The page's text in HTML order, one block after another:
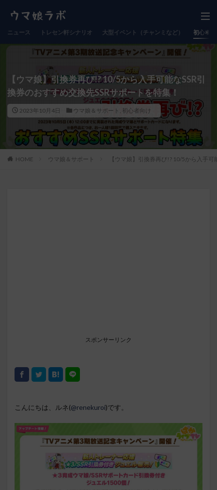
ニュース トレセン軒シナリオ 大型イベント（チャンミなど） 初心者
【ウマ娘】引換券再び!? 10/5から入手可能なSSR引
換券のおすすめ交換先SSRサポートを特集！
2023年10月4日 ウマ娘＆サポート , 初心者向け
HOME ウマ娘＆サポート 【ウマ娘】引換券再び!? 10/5から入手
スポンサーリンク
こんにちは、ルネ(@renekuroi)です。